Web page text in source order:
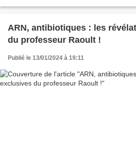
ARN, antibiotiques : les
du professeur Raoult !
Publié le 13/01/2024 à 19:11